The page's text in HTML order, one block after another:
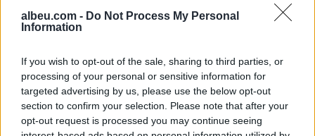
albeu.com - Do Not Process My Personal
Information
If you wish to opt-out of the sale, sharing to third parties, or
processing of your personal or sensitive information for
targeted advertising by us, please use the below opt-out
section to confirm your selection. Please note that after your
opt-out request is processed you may continue seeing